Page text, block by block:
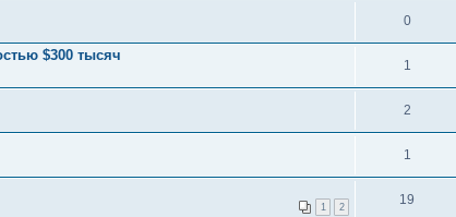
0
$300 тысяч
1
2
1
1 2 19